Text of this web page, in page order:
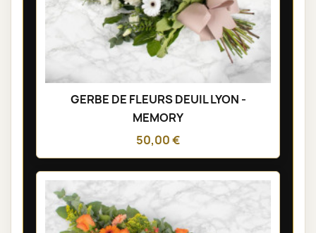
GERBE DE FLEURS DEUIL LYON -
MEMORY
50,00 €